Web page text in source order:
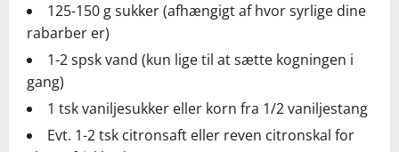
125-150 g sukker (afhængigt af hvor syrlige dine
rabarber er)
1-2 spsk vand (kun lige til at sætte kogningen i
gang)
1 tsk vaniljesukker eller korn fra 1/2 vaniljestang
Evt. 1-2 tsk citronsaft eller reven citronskal for